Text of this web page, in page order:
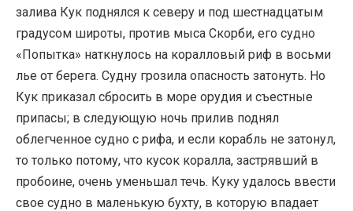
залива Кук поднялся к северу и под шестнадцатым
градусом широты, против мыса Скорби, его судно
«Попытка» наткнулось на коралловый риф в восьми
лье от берега. Судну грозила опасность затонуть. Но
Кук приказал сбросить в море орудия и съестные
припасы; в следующую ночь прилив поднял
облегченное судно с рифа, и если корабль не затонул,
то только потому, что кусок коралла, застрявший в
пробоине, очень уменьшал течь. Куку удалось ввести
свое судно в маленькую бухту, в которую впадает